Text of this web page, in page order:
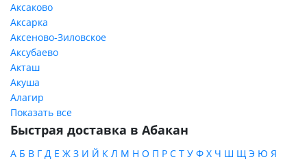
Аксаково
Аксарка
Аксеново-Зиловское
Аксубаево
Акташ
Акуша
Алагир
Показать все
Быстрая доставка в Абакан
А Б В Г Д Е Ж З И Й К Л М Н О П Р С Т У Ф Х Ч Ш Щ Э Ю Я